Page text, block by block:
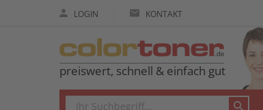
LOGIN KONTAKT
preiswert, schnell & einfach gut